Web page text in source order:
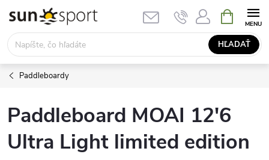
obsah
HĽADAŤ
KOŠÍK
Paddleboardy
Paddleboard MOAI 12'6
Ultra Light limited edition